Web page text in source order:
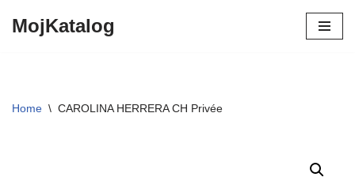
MojKatalog
Home \ CAROLINA HERRERA CH Privée